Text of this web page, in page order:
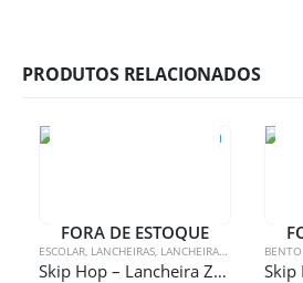
PRODUTOS RELACIONADOS
FORA DE ESTOQUE
ESCOLAR, LANCHEIRAS, LANCHEIRAS , LINHA SKIP
Skip Hop – Lancheira Zoo Girafa